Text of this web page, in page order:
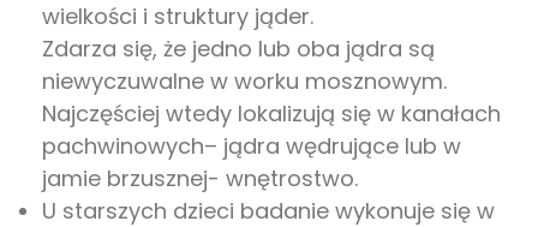
wielkości i struktury jąder.
Zdarza się, że jedno lub oba jądra są
niewyczuwalne w worku mosznowym.
Najczęściej wtedy lokalizują się w kanałach
pachwinowych– jądra wędrujące lub w
jamie brzusznej- wnętrostwo.
U starszych dzieci badanie wykonuje się w